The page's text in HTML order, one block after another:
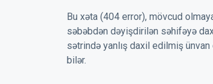
Bu xəta (404 error), mövcud
səbəbdən dəyişdirilən səhifəyə
sətrində yanlış daxil edilmiş
bilər.